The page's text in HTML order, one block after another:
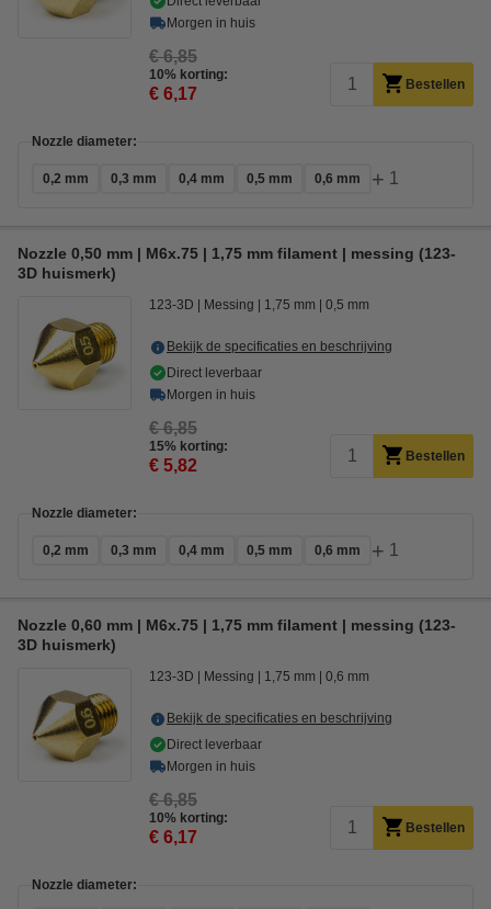
Morgen in huis
€ 6,85
10% korting:
€ 6,17 Bestellen
Nozzle diameter:
0,2 mm 0,3 mm 0,4 mm 0,5 mm 0,6 mm + 1
Nozzle 0,50 mm | M6x.75 | 1,75 mm filament | messing (123-
3D huismerk)
123-3D Messing 1,75 mm 0,5 mm
Bekijk de specificaties en beschrijving
Direct leverbaar
Morgen in huis
€ 6,85
15% korting:
€ 5,82 Bestellen
Nozzle diameter:
0,2 mm 0,3 mm 0,4 mm 0,5 mm 0,6 mm + 1
Nozzle 0,60 mm | M6x.75 | 1,75 mm filament | messing (123-
3D huismerk)
123-3D Messing 1,75 mm 0,6 mm
Bekijk de specificaties en beschrijving
Direct leverbaar
Morgen in huis
€ 6,85
10% korting:
€ 6,17 Bestellen
Nozzle diameter: